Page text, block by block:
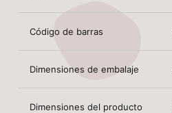
Código de barras
Dimensiones de embalaje
Dimensiones del producto